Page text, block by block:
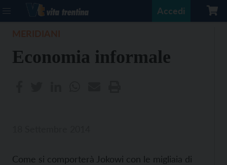
Accedi
Economia informale
Come si comporterà Jokowi con le migliaia di